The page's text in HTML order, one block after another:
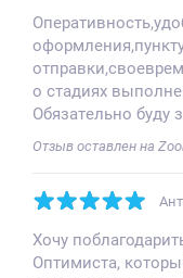
о стадиях
Обязательно буду
Отзыв оставлен на
Хочу
Оптимиста,